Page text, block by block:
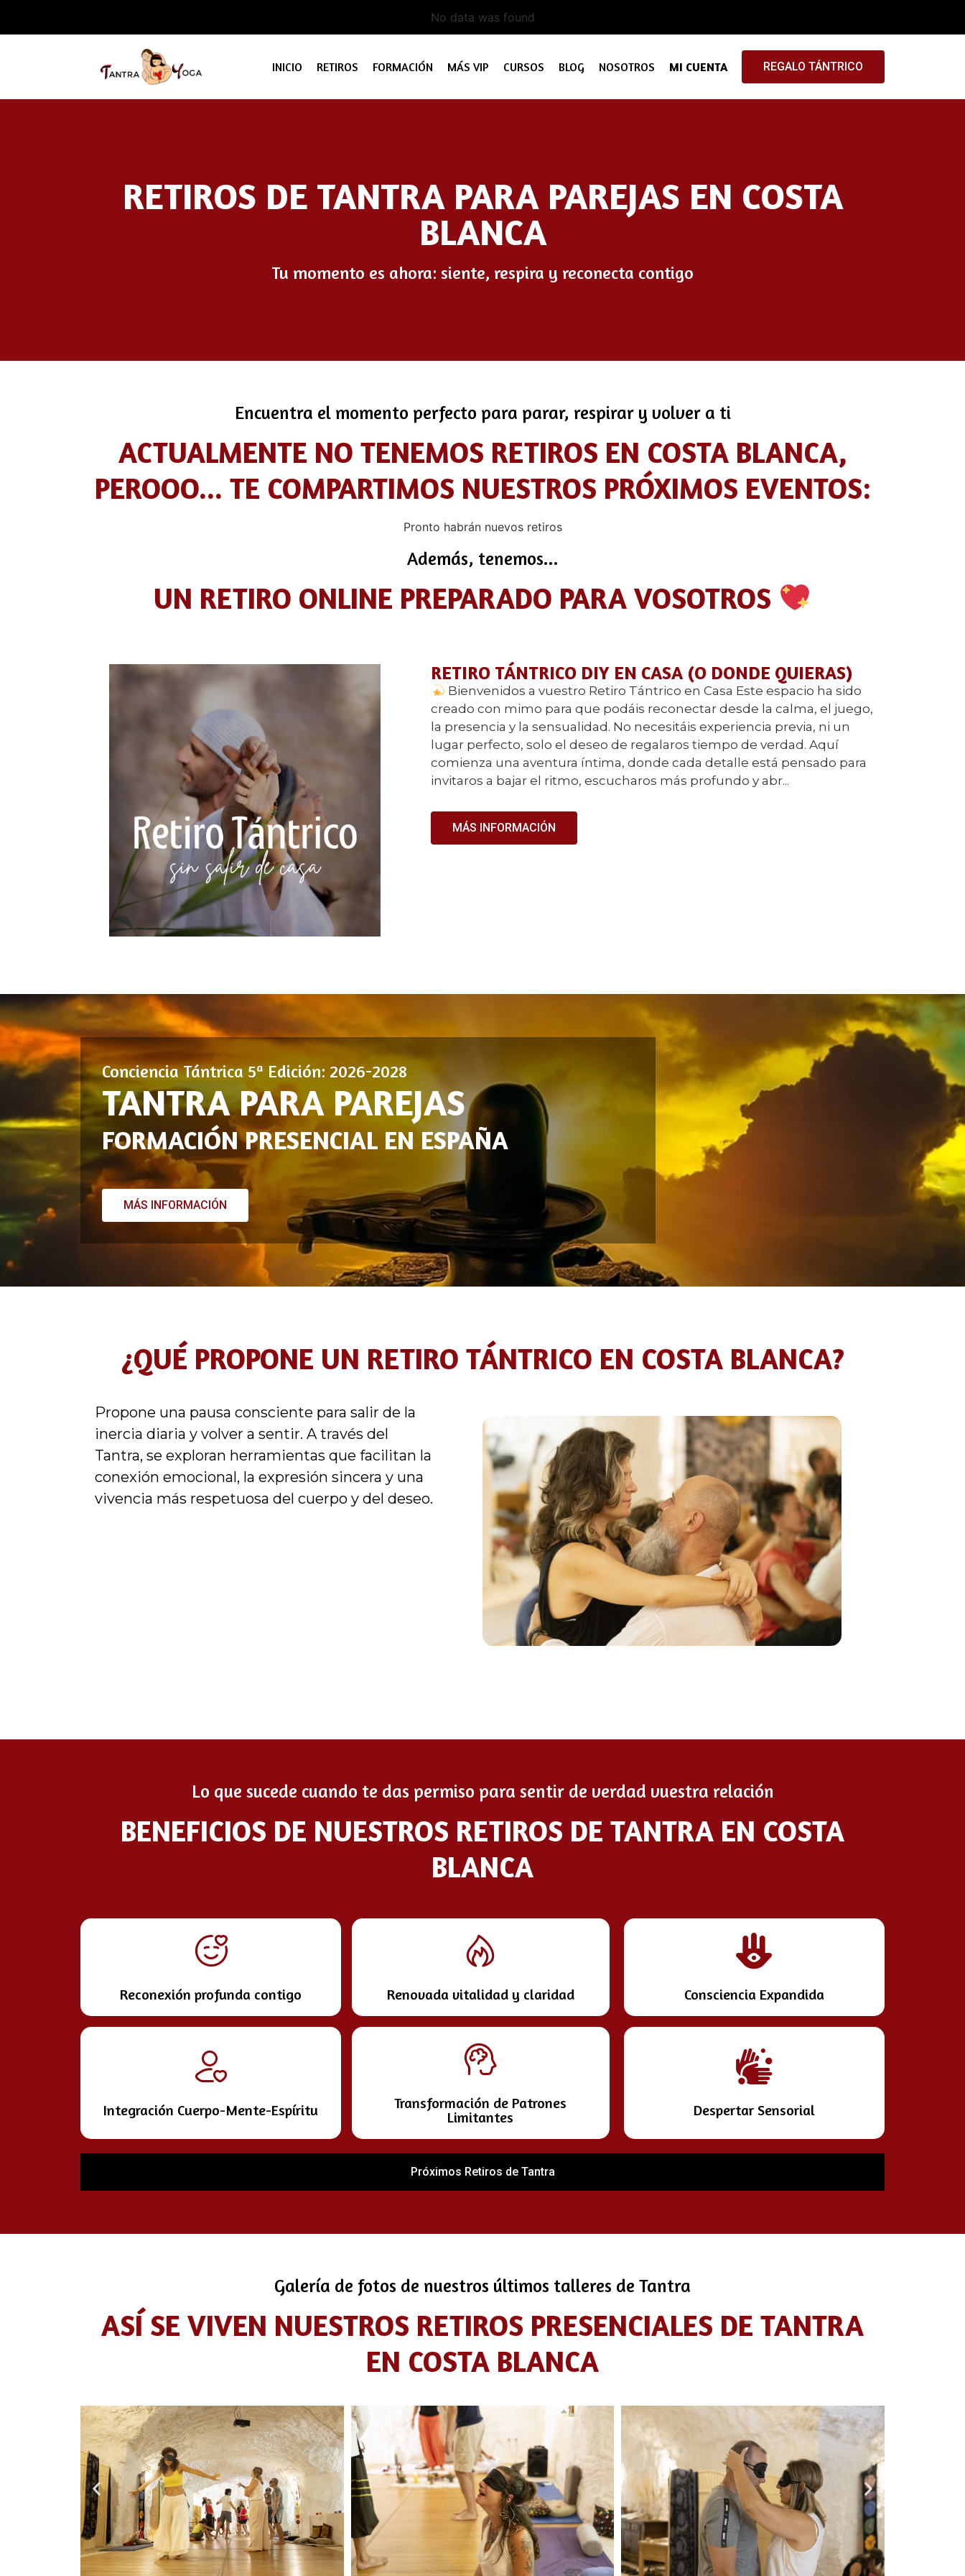
No data was found
INICIO RETIROS FORMACIÓN MÁS VIP CURSOS BLOG NOSOTROS MI CUENTA REGALO TÁNTRICO
RETIROS DE TANTRA PARA PAREJAS EN COSTA
BLANCA
Tu momento es ahora: siente, respira y reconecta contigo
Encuentra el momento perfecto para parar, respirar y volver a ti
ACTUALMENTE NO TENEMOS RETIROS EN COSTA BLANCA,
PEROOO... TE COMPARTIMOS NUESTROS PRÓXIMOS EVENTOS:
Pronto habrán nuevos retiros
Además, tenemos...
UN RETIRO ONLINE PREPARADO PARA VOSOTROS
RETIRO TÁNTRICO DIY EN CASA (O DONDE QUIERAS)
Bienvenidos a vuestro Retiro Tántrico en Casa Este espacio ha sido
creado con mimo para que podáis reconectar desde la calma, el juego,
la presencia y la sensualidad. No necesitáis experiencia previa, ni un
lugar perfecto, solo el deseo de regalaros tiempo de verdad. Aquí
comienza una aventura íntima, donde cada detalle está pensado para
invitaros a bajar el ritmo, escucharos más profundo y abr...
MÁS INFORMACIÓN
Conciencia Tántrica 5ª Edición: 2026-2028
TANTRA PARA PAREJAS
FORMACIÓN PRESENCIAL EN ESPAÑA
MÁS INFORMACIÓN
¿QUÉ PROPONE UN RETIRO TÁNTRICO EN COSTA BLANCA?
Propone una pausa consciente para salir de la
inercia diaria y volver a sentir. A través del
Tantra, se exploran herramientas que facilitan la
conexión emocional, la expresión sincera y una
vivencia más respetuosa del cuerpo y del deseo.
Lo que sucede cuando te das permiso para sentir de verdad vuestra relación
BENEFICIOS DE NUESTROS RETIROS DE TANTRA EN COSTA
BLANCA
Reconexión profunda contigo Renovada vitalidad y claridad Consciencia Expandida
Integración Cuerpo-Mente-Espíritu
Transformación de Patrones
Limitantes
Despertar Sensorial
Próximos Retiros de Tantra
Galería de fotos de nuestros últimos talleres de Tantra
ASÍ SE VIVEN NUESTROS RETIROS PRESENCIALES DE TANTRA
EN COSTA BLANCA